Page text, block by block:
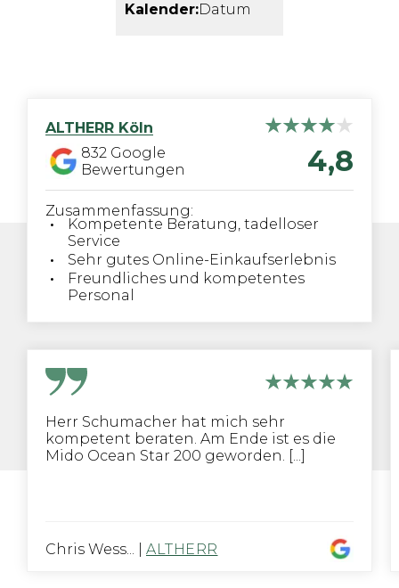
Kalender:Datum
ALTHERR Köln
832 Google
Bewertungen
4,8
Zusammenfassung:
Kompetente Beratung, tadelloser
Service
Sehr gutes Online-Einkaufserlebnis
Freundliches und kompetentes
Personal
Herr Schumacher hat mich sehr
kompetent beraten. Am Ende ist es die
Mido Ocean Star 200 geworden. [...]
Chris Wess... ALTHERR